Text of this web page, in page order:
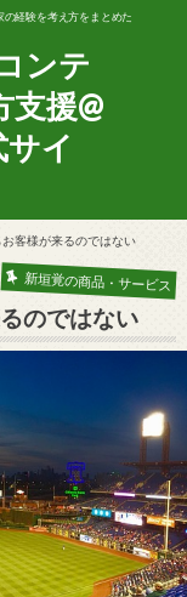
経験を考え方をまとめた
ンテ
支援@
イ
客様が来るのではない
新垣覚の商品・サービス
のではない